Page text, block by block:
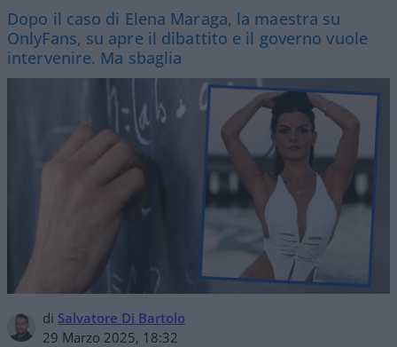
Dopo il caso di Elena Maraga, la maestra su
OnlyFans, su apre il dibattito e il governo vuole
intervenire. Ma sbaglia
di Salvatore Di Bartolo
29 Marzo 2025, 18:32